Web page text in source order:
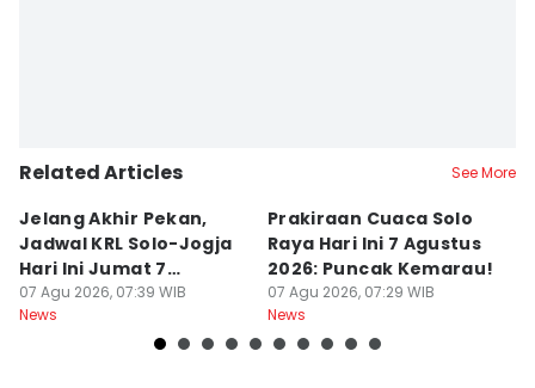
Related Articles See More
Jelang Akhir Pekan,
Jadwal KRL Solo-Jogja
Hari Ini Jumat 7
Agustus, Lengkap!
07 Agu 2026, 07:39 WIB
News
Prakiraan Cuaca Solo
Raya Hari Ini 7 Agustus
2026: Puncak Kemarau!
07 Agu 2026, 07:29 WIB
News